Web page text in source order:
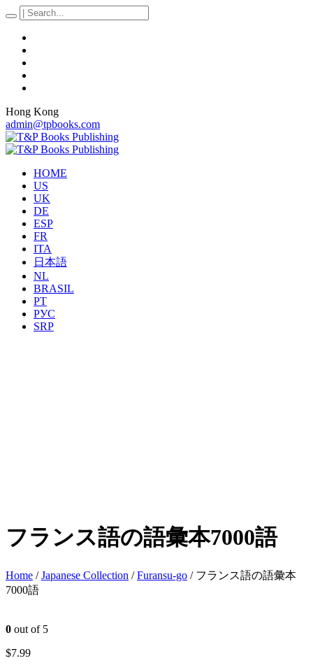
Hong Kong
admin@tpbooks.com
HOME
US
UK
DE
ESP
FR
ITA
日本語
NL
BRASIL
PT
РУС
SRP
フランス語の語彙本7000語
Home /Japanese Collection /Furansu-go / フランス語の語彙本
7000語
0 out of 5
$7.99